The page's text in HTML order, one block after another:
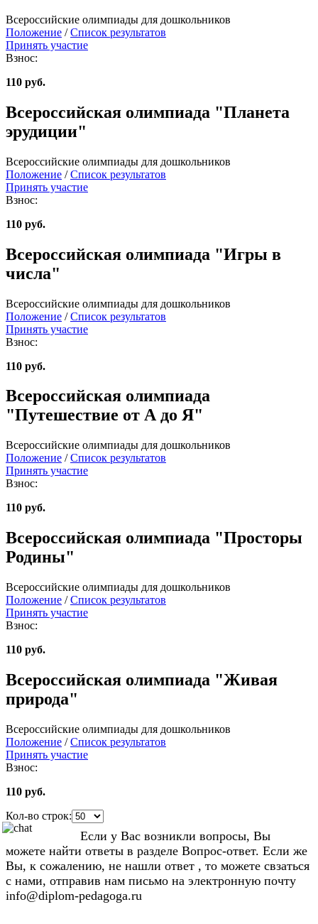
Всероссийские олимпиады для дошкольников
Положение / Список результатов
Принять участие
Взнос:
110 руб.
Всероссийская олимпиада "Планета
эрудиции"
Всероссийские олимпиады для дошкольников
Положение / Список результатов
Принять участие
Взнос:
110 руб.
Всероссийская олимпиада "Игры в
числа"
Всероссийские олимпиады для дошкольников
Положение / Список результатов
Принять участие
Взнос:
110 руб.
Всероссийская олимпиада
"Путешествие от А до Я"
Всероссийские олимпиады для дошкольников
Положение / Список результатов
Принять участие
Взнос:
110 руб.
Всероссийская олимпиада "Просторы
Родины"
Всероссийские олимпиады для дошкольников
Положение / Список результатов
Принять участие
Взнос:
110 руб.
Всероссийская олимпиада "Живая
природа"
Всероссийские олимпиады для дошкольников
Положение / Список результатов
Принять участие
Взнос:
110 руб.
Кол-во строк:
Если у Вас возникли вопросы, Вы
можете найти ответы в разделе Вопрос-ответ. Если же
Вы, к сожалению, не нашли ответ , то можете свзаться
с нами, отправив нам письмо на электронную почту
info@diplom-pedagoga.ru